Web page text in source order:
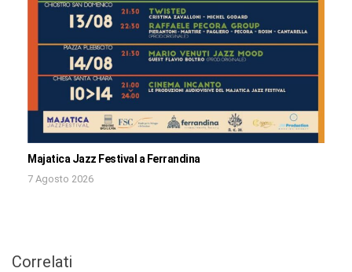
Majatica Jazz Festival a Ferrandina
7 Agosto 2026
Correlati